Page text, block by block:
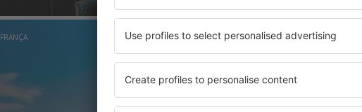
FRANÇA ROMÊNIA